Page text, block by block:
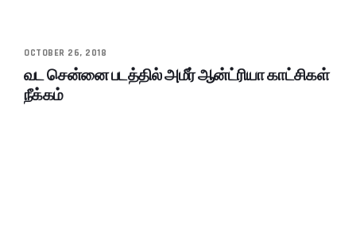
OCTOBER 26, 2018
வட சென்னை படத்தில் அமீர் ஆன்ட்ரியா காட்சிகள்
நீக்கம்